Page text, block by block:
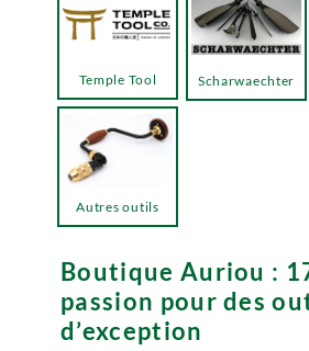
Boutique Auriou :
passion pour des
d’exception
Temple Tool
Autres outils
Scharwaechter